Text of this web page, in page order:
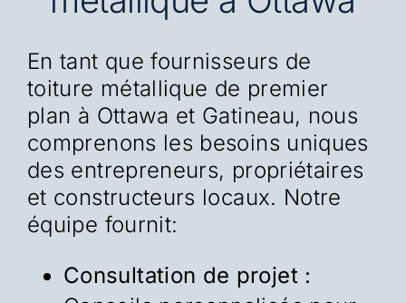
En tant que fournisseurs de
toiture métallique de premier
plan à Ottawa et Gatineau, nous
comprenons les besoins uniques
des entrepreneurs, propriétaires
et constructeurs locaux. Notre
équipe fournit:
Consultation de projet :